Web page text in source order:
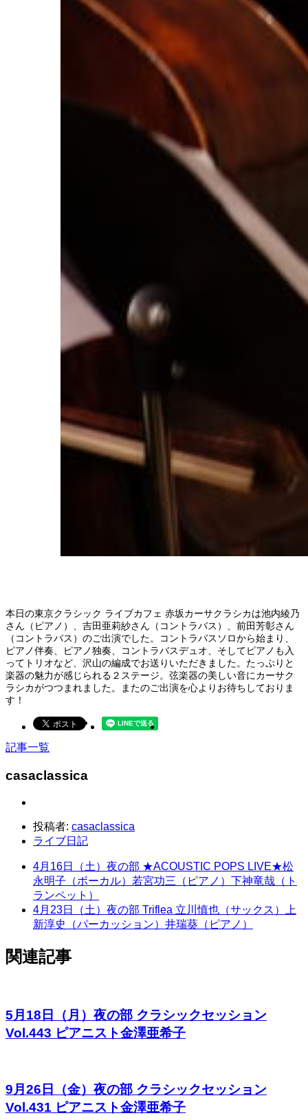
本日の東京クラシック ライブカフェ 赤坂カーサクラシカは池内綾乃
さん（ピアノ）、吉田亜莉紗さん（コントラバス）、前田芳彰さん
（コントラバス）のご出演でした。コントラバスソロから始まり、
ピアノ伴奏、ピアノ独奏、コントラバスデュオ、そしてピアノも入
ってトリオなど、沢山の編成でお送りいただきました。たっぷりと
楽器の魅力が感じられる２ステージ。弦楽器の美しい音にカーサク
ラシカがつつまれました。またのご出演を心よりお待ちしておりま
す！
記事一覧
casaclassica
投稿者: casaclassica
ライブ日記
4月16日（土）夜の部 ★ACOUSTIC POPS LIVE★松
永明子（ボーカル）若宮功三（ピアノ）下神竜哉（ト
ランペット）
4月23日（土）夜の部 Triflea 立川慎也（サックス）上
新淳史（パーカッション）井瑞葵（ピアノ）
関連記事
5月18日（月）夜の部 クラシックセッション
Vol.443 ピアニスト金澤亜希子
9月26日（金）夜の部 クラシックセッション
Vol.431 ピアニスト金澤亜希子